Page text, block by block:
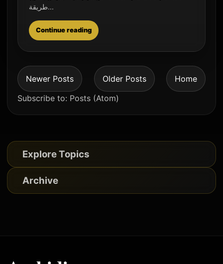
طريقة...
Continue reading
Newer Posts Older Posts
Home
Subscribe to: Posts (Atom)
Explore Topics
Archive